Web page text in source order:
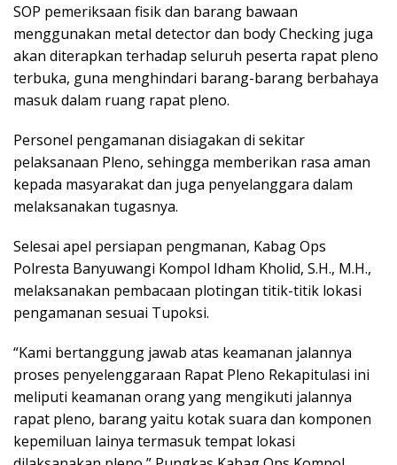
SOP pemeriksaan fisik dan barang bawaan
menggunakan metal detector dan body Checking juga
akan diterapkan terhadap seluruh peserta rapat pleno
terbuka, guna menghindari barang-barang berbahaya
masuk dalam ruang rapat pleno.
Personel pengamanan disiagakan di sekitar
pelaksanaan Pleno, sehingga memberikan rasa aman
kepada masyarakat dan juga penyelanggara dalam
melaksanakan tugasnya.
Selesai apel persiapan pengmanan, Kabag Ops
Polresta Banyuwangi Kompol Idham Kholid, S.H., M.H.,
melaksanakan pembacaan plotingan titik-titik lokasi
pengamanan sesuai Tupoksi.
“Kami bertanggung jawab atas keamanan jalannya
proses penyelenggaraan Rapat Pleno Rekapitulasi ini
meliputi keamanan orang yang mengikuti jalannya
rapat pleno, barang yaitu kotak suara dan komponen
kepemiluan lainya termasuk tempat lokasi